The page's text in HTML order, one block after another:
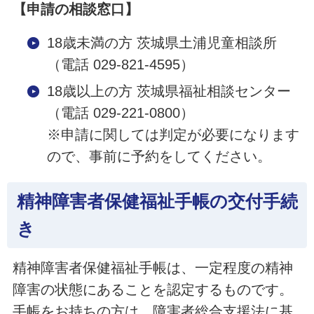
【申請の相談窓口】
18歳未満の方 茨城県土浦児童相談所
（電話 029-821-4595）
18歳以上の方 茨城県福祉相談センター
（電話 029-221-0800）
※申請に関しては判定が必要になります
ので、事前に予約をしてください。
精神障害者保健福祉手帳の交付手続
き
精神障害者保健福祉手帳は、一定程度の精神
障害の状態にあることを認定するものです。